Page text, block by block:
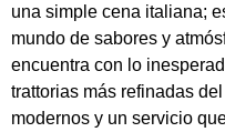
una simple cena italiana;
mundo de sabores y
encuentra con lo
trattorias más refinadas
modernos y un servicio